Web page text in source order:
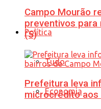
Política
Tudo
Economia
Campo Mourão
preventivos
(5)
Prefeitura leva
microcrédito aos